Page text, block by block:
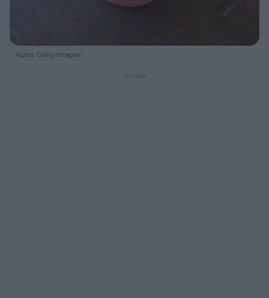
Autor: Getty Images